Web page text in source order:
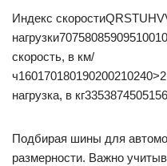
Индекс
скорость, в км/
нагрузка, в
Подбирая шины для
размерности. Важно